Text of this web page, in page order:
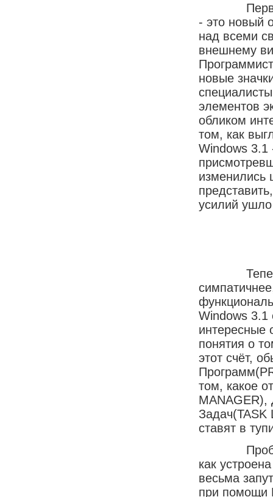
Первое,
- это новый
над всеми
внешнему
новые
элементов
обликом
том, как
Windows 3.1
изменились
усилий
Теперь
Windows 3.1
интересные
понятия о
этот счёт,
том, какое
MANAGER),
Задач(TASK
ставят в
Проблема
как
весьма
при помощи